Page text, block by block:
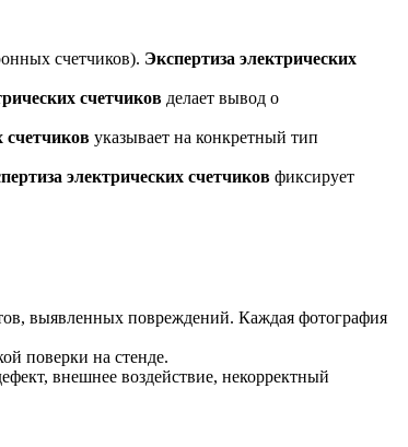
счетчиков). Экспертиза электрических
счетчиков делает вывод о
счетчиков указывает на конкретный тип
электрических счетчиков фиксирует
выявленных повреждений. Каждая фотография
поверки на стенде.
внешнее воздействие, некорректный